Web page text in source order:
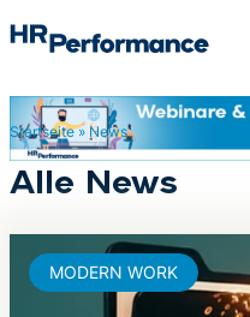
Startseite» News
Alle News
MODERN WORK